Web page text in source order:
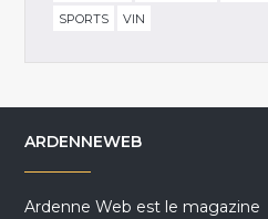
SPORTS
VIN
ARDENNEWEB
Ardenne Web est le magazine